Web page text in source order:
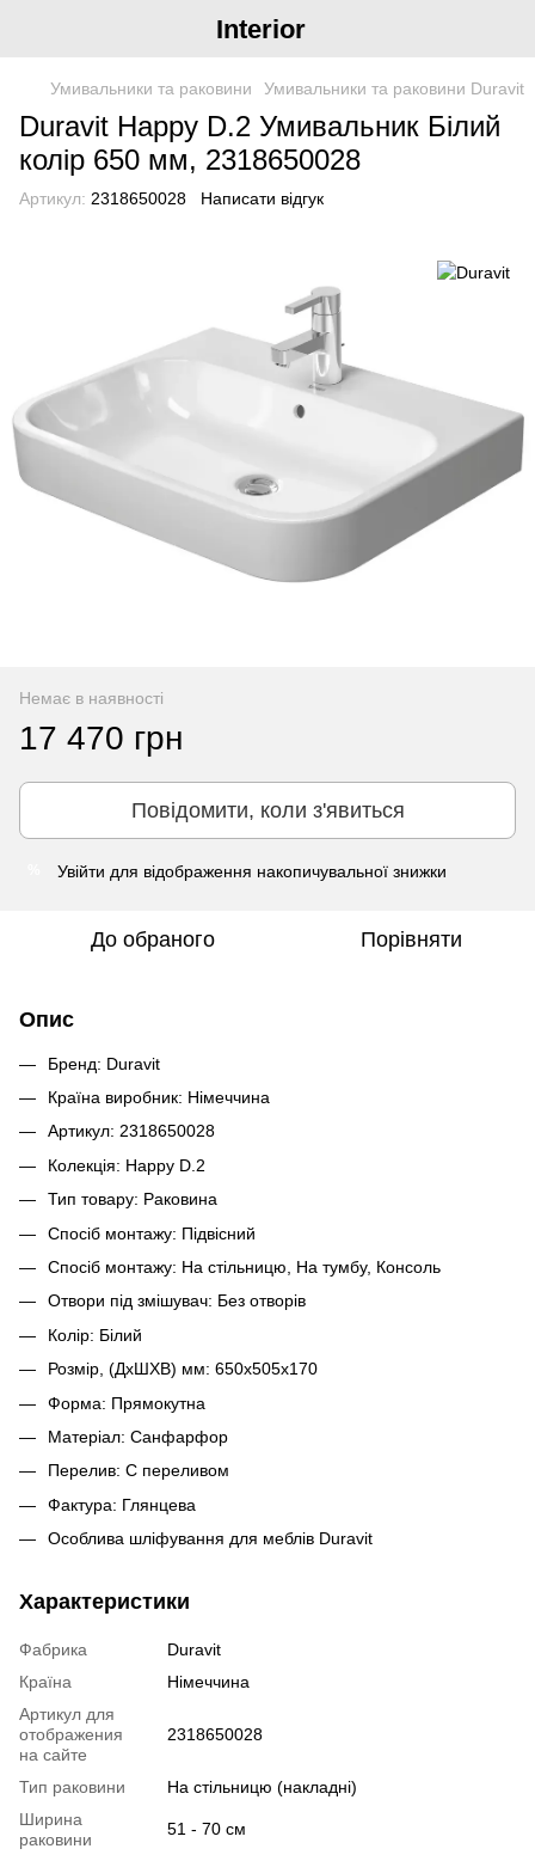
Interior
Умивальники та раковини Умивальники та раковини Duravit
Duravit Happy D.2 Умивальник Білий
колір 650 мм, 2318650028
Артикул: 2318650028 Написати відгук
Немає в наявності
17 470 грн
Повідомити, коли з'явиться
Увійти для відображення накопичувальної знижки
До обраного Порівняти
Опис
Бренд: Duravit
Країна виробник: Німеччина
Артикул: 2318650028
Колекція: Happy D.2
Тип товару: Раковина
Спосіб монтажу: Підвісний
Спосіб монтажу: На стільницю, На тумбу, Консоль
Отвори під змішувач: Без отворів
Колір: Білий
Розмір, (ДхШХВ) мм: 650x505х170
Форма: Прямокутна
Матеріал: Санфарфор
Перелив: С переливом
Фактура: Глянцева
Особлива шліфування для меблів Duravit
Характеристики
Фабрика
Duravit
Країна
Німеччина
Артикул для
отображения
на сайте
2318650028
Тип раковини
На стільницю (накладні)
Ширина
раковини
51 - 70 см